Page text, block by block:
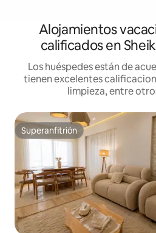
Alojamientos
calificados en
Los huéspedes están de
tienen excelentes
limpieza, entre
Superanfitrión
Superanfitrión